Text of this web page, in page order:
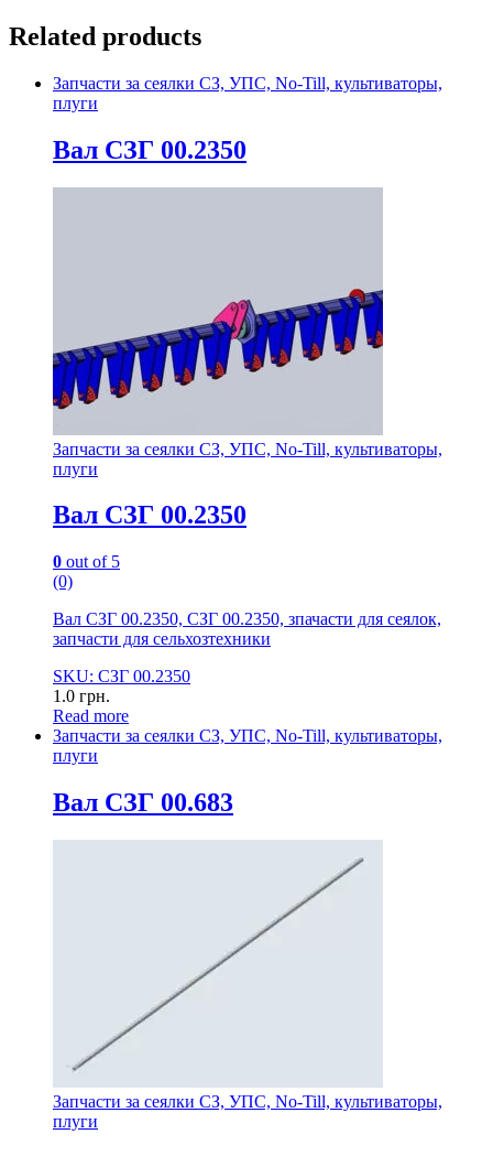
Related products
Запчасти за сеялки СЗ, УПС, No-Till, культиваторы,
плуги
Вал СЗГ 00.2350
Запчасти за сеялки СЗ, УПС, No-Till, культиваторы,
плуги
Вал СЗГ 00.2350
0 out of 5
(0)
Вал СЗГ 00.2350, СЗГ 00.2350, зпачасти для сеялок,
запчасти для сельхозтехники
SKU: СЗГ 00.2350
1.0 грн.
Read more
Запчасти за сеялки СЗ, УПС, No-Till, культиваторы,
плуги
Вал СЗГ 00.683
Запчасти за сеялки СЗ, УПС, No-Till, культиваторы,
плуги